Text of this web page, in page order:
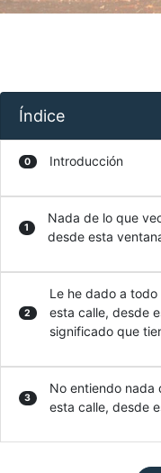
Índice
0 Introducción
1
Nada de lo que
desde esta
2
Le he dado a
esta calle, desde
significado que
3
No entiendo nada
esta calle, desde